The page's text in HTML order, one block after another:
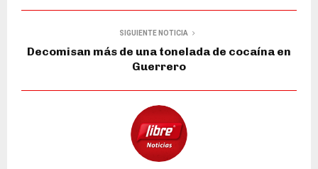
SIGUIENTE NOTICIA
Decomisan más de una tonelada de cocaína en
Guerrero